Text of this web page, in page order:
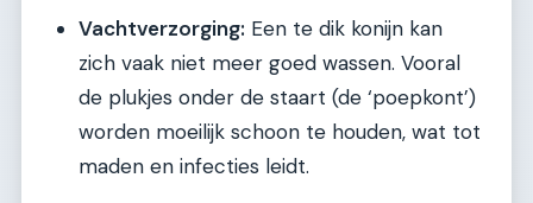
Vachtverzorging: Een te dik konijn kan
zich vaak niet meer goed wassen. Vooral
de plukjes onder de staart (de ‘poepkont’)
worden moeilijk schoon te houden, wat tot
maden en infecties leidt.